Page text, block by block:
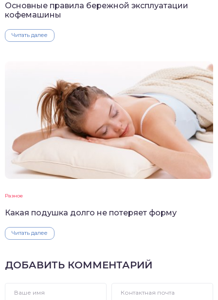
Основные правила бережной эксплуатации
кофемашины
Читать далее
Разное
Какая подушка долго не потеряет форму
Читать далее
ДОБАВИТЬ КОММЕНТАРИЙ